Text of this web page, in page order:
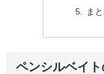
ま
ペンシルベイ